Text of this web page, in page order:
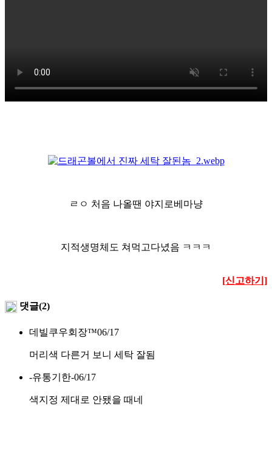
ㄹㅇ 처음 나올땐 야지로베마냥
지적생명체도 쳐먹고다녔음 ㅋㅋㅋ
[신고하기]
댓글(2)
데빌쿠우회장™06/17
머리색 다른거 보니 세탁 잘됨
-유통기한-06/17
색지정 제대로 안됐을 때네